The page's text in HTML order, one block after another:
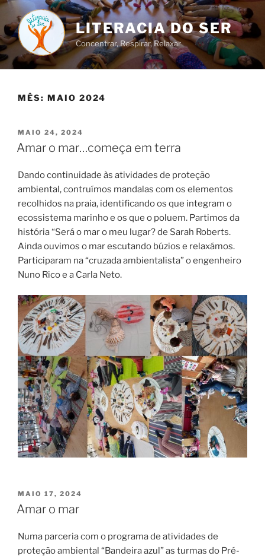
Saltar
para
o
conteúdo
LITERACIA DO SER
Concentrar, Respirar, Relaxar
MÊS: MAIO 2024
PUBLICADO
EM
MAIO 24, 2024
Amar o mar…começa em terra
Dando continuidade às atividades de proteção
ambiental, contruímos mandalas com os elementos
recolhidos na praia, identificando os que integram o
ecossistema marinho e os que o poluem. Partimos da
história “Será o mar o meu lugar? de Sarah Roberts.
Ainda ouvimos o mar escutando búzios e relaxámos.
Participaram na “cruzada ambientalista” o engenheiro
Nuno Rico e a Carla Neto.
PUBLICADO
EM
MAIO 17, 2024
Amar o mar
Numa parceria com o programa de atividades de
proteção ambiental “Bandeira azul” as turmas do Pré-